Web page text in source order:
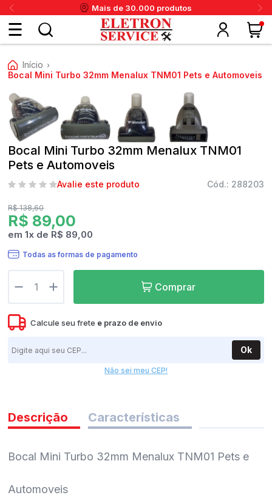
Mais de 30.000 produtos
login
se
PanexKrupsTaiffFaetDanevaEletrolux DeWalt LayrSkymsen
Início ›
Bocal Mini Turbo 32mm Menalux TNM01 Pets e Automoveis
Bocal Mini Turbo 32mm Menalux TNM01
Pets e Automoveis
Avalie este produto Cód.: 288203
R$ 138,60
R$ 89,00
em1x de R$ 89,00
Todas as formas de pagamento
Comprar
Calcule seu frete e prazo de envio
Ok
Não sei meu CEP!
Descrição
Bocal Mini Turbo 32mm Menalux TNM01 Pets e
Automoveis
Características